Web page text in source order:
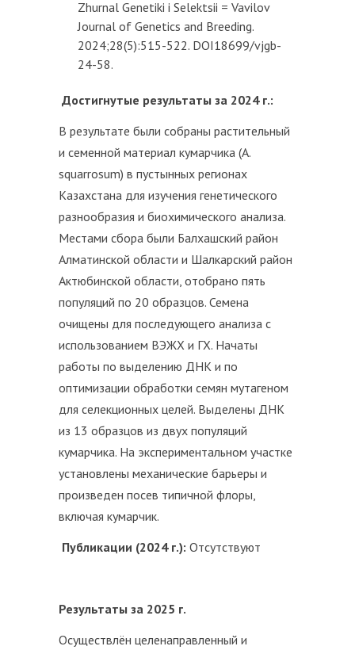
Zhurnal Genetiki i Selektsii = Vavilov
Journal of Genetics and Breeding.
2024;28(5):515-522. DOI18699/vjgb-
24-58.
Достигнутые результаты за 2024 г.:
В результате были собраны растительный
и семенной материал кумарчика (A.
squarrosum) в пустынных регионах
Казахстана для изучения генетического
разнообразия и биохимического анализа.
Местами сбора были Балхашский район
Алматинской области и Шалкарский район
Актюбинской области, отобрано пять
популяций по 20 образцов. Семена
очищены для последующего анализа с
использованием ВЭЖХ и ГХ. Начаты
работы по выделению ДНК и по
оптимизации обработки семян мутагеном
для селекционных целей. Выделены ДНК
из 13 образцов из двух популяций
кумарчика. На экспериментальном участке
установлены механические барьеры и
произведен посев типичной флоры,
включая кумарчик.
Публикации (2024 г.): Отсутствуют
Результаты за 2025 г.
Осуществлён целенаправленный и